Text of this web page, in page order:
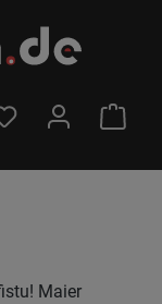
MÁTE 0 POLOŽKY
Maier